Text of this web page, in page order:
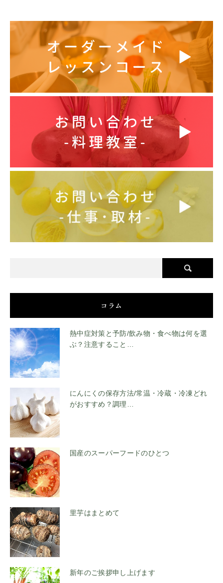
コラム
熱中症対策と予防/飲み物・食べ物は何を選
ぶ？注意すること…
にんにくの保存方法/常温・冷蔵・冷凍どれ
がおすすめ？調理…
国産のスーパーフードのひとつ
里芋はまとめて
新年のご挨拶申し上げます
▶︎公式LINE友だち追加でお得な情報を受け取る